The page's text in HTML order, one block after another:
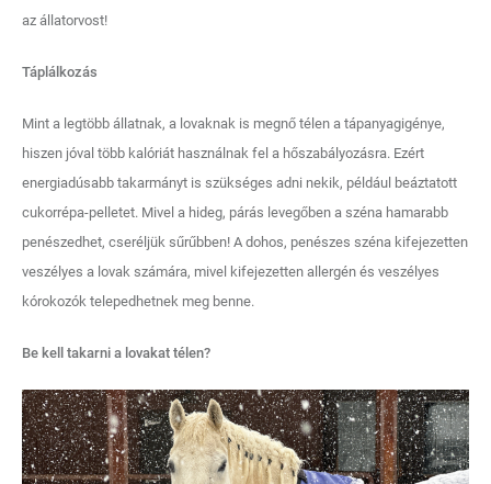
az állatorvost!
Táplálkozás
Mint a legtöbb állatnak, a lovaknak is megnő télen a tápanyagigénye,
hiszen jóval több kalóriát használnak fel a hőszabályozásra. Ezért
energiadúsabb takarmányt is szükséges adni nekik, például beáztatott
cukorrépa-pelletet. Mivel a hideg, párás levegőben a széna hamarabb
penészedhet, cseréljük sűrűbben! A dohos, penészes széna kifejezetten
veszélyes a lovak számára, mivel kifejezetten allergén és veszélyes
kórokozók telepedhetnek meg benne.
Be kell takarni a lovakat télen?